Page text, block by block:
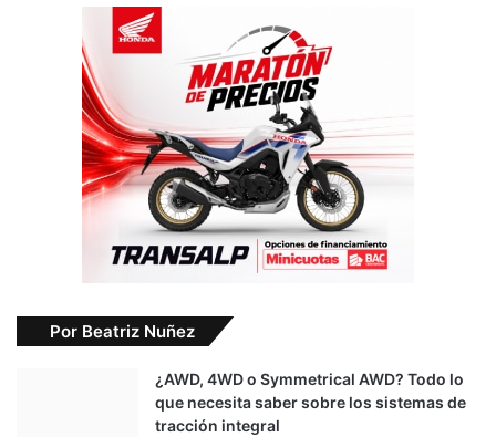
Por Beatriz Nuñez
¿AWD, 4WD o Symmetrical AWD? Todo lo
que necesita saber sobre los sistemas de
tracción integral